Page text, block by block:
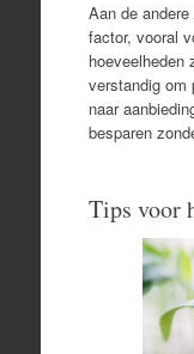
Aan de
factor, vooral
hoeveelheden
verstandig om
naar
besparen
Tips voor